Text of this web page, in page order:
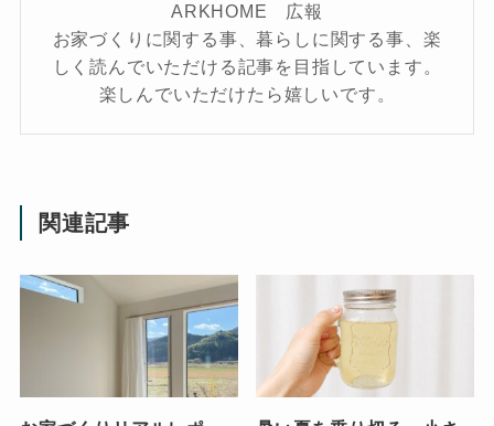
ARKHOME 広報
お家づくりに関する事、暮らしに関する事、楽
しく読んでいただける記事を目指しています。
楽しんでいただけたら嬉しいです。
関連記事